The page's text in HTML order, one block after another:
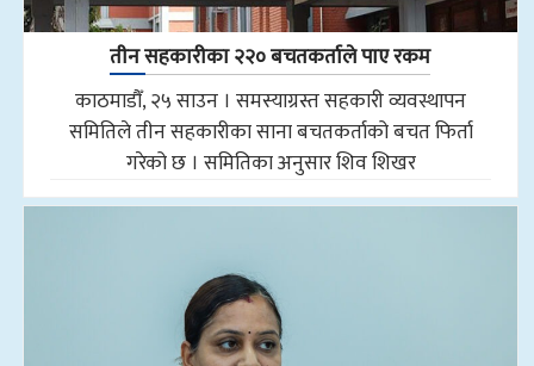
तीन सहकारीका २२० बचतकर्ताले पाए रकम
काठमाडौँ, २५ साउन । समस्याग्रस्त सहकारी व्यवस्थापन
समितिले तीन सहकारीका साना बचतकर्ताको बचत फिर्ता
गरेको छ । समितिका अनुसार शिव शिखर